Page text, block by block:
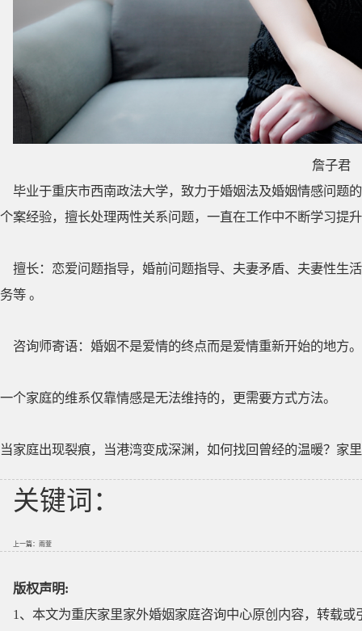
詹子君
毕业于重庆市西南政法大学，致力于婚姻法及婚姻情感问题
个案经验，擅长处理两性关系问题，一直在工作中不断学习提
擅长：恋爱问题指导，婚前问题指导、夫妻矛盾、夫妻性生
务等 。
咨询师寄语：婚姻不是爱情的终点而是爱情重新开始的地方
一个家庭的维系仅靠情感是无法维持的，更需要方式方法。
当家庭出现裂痕，当港湾变成深渊，如何找回曾经的温暖？家
关键词：
上一篇： 雨萱
版权声明:
1、本文为重庆家里家外婚姻家庭咨询中心原创内容，转载